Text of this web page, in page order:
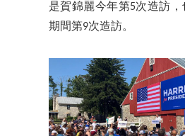
是賀錦麗今年第5次造訪
期間第9次造訪。